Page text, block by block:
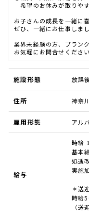
希望のお休みが取りやす
お子さんの成長を一緒に喜
ぜひ、一緒にお仕事しま
業界未経験の方、ブラン
お気軽にお問合せくだ
施設形態 放課
住所 神奈
雇用形態 アル
給与
時給
基本
処遇
実施
＊送
時給
（送